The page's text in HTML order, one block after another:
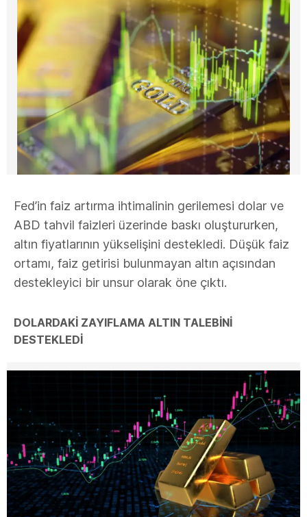
Fed’in faiz artırma ihtimalinin gerilemesi dolar ve
ABD tahvil faizleri üzerinde baskı oluştururken,
altın fiyatlarının yükselişini destekledi. Düşük faiz
ortamı, faiz getirisi bulunmayan altın açısından
destekleyici bir unsur olarak öne çıktı.
DOLARDAKİ ZAYIFLAMA ALTIN TALEBİNİ
DESTEKLEDİ